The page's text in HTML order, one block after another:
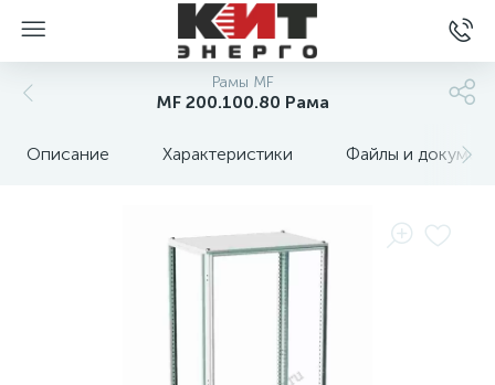
Рамы MF
MF 200.100.80 Рама
Описание Характеристики Файлы и